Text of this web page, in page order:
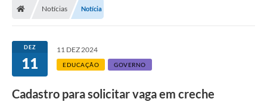
Secretarias
Atos Oficiais
Notícias Notícia
DEZ
11
11 DEZ 2024
EDUCAÇÃO GOVERNO
Cadastro para solicitar vaga em creche